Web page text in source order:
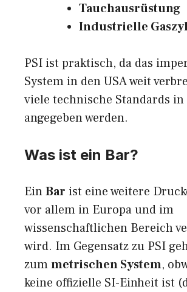
Tauchausrüstung
Industrielle
PSI ist praktisch, da das
System in den USA weit
viele technische Standards in
angegeben werden.
Was ist ein Bar?
EinBar ist eine weitere
vor allem in Europa und im
wissenschaftlichen Bereich
wird. Im Gegensatz zu PSI
zummetrischen System,
keine offizielle SI-Einheit ist